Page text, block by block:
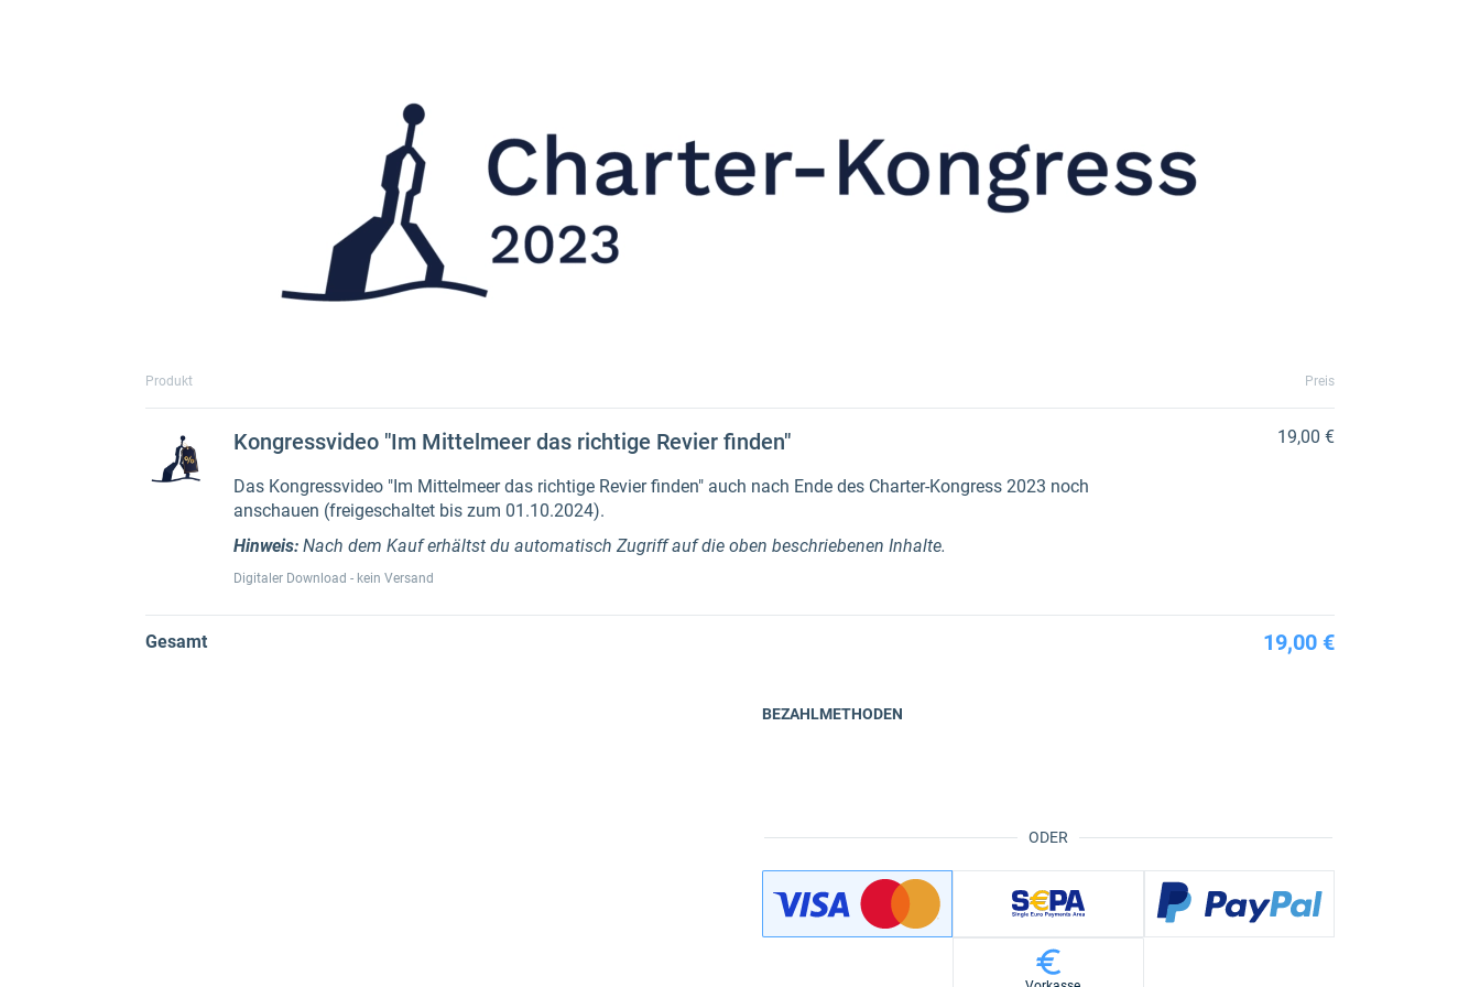
Produkt Preis
Kongressvideo "Im Mittelmeer das richtige Revier finden"
Das Kongressvideo "Im Mittelmeer das richtige Revier finden" auch nach Ende des Charter-Kongress 2023 noch
anschauen (freigeschaltet bis zum 01.10.2024).
Hinweis: Nach dem Kauf erhältst du automatisch Zugriff auf die oben beschriebenen Inhalte.
Digitaler Download - kein Versand
19,00 €
Gesamt 19,00 €
ODER
BEZAHLMETHODEN